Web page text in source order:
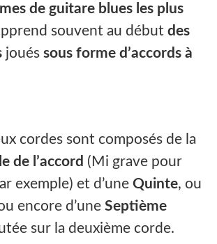
de guitare blues les plus
souvent au début des
joués sous forme d’accords à
cordes sont composés de la
de l’accord (Mi grave pour
exemple) et d’une Quinte, ou
encore d’une Septième
sur la deuxième corde.